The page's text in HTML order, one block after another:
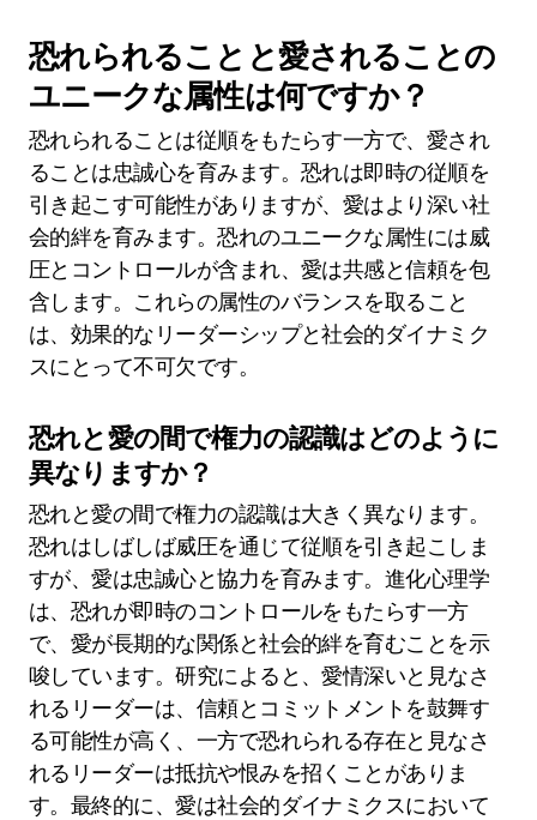
恐れられることと愛されることの
ユニークな属性は何ですか？
恐れられることは従順をもたらす一方で、愛され
ることは忠誠心を育みます。恐れは即時の従順を
引き起こす可能性がありますが、愛はより深い社
会的絆を育みます。恐れのユニークな属性には威
圧とコントロールが含まれ、愛は共感と信頼を包
含します。これらの属性のバランスを取ること
は、効果的なリーダーシップと社会的ダイナミク
スにとって不可欠です。
恐れと愛の間で権力の認識はどのように
異なりますか？
恐れと愛の間で権力の認識は大きく異なります。
恐れはしばしば威圧を通じて従順を引き起こしま
すが、愛は忠誠心と協力を育みます。進化心理学
は、恐れが即時のコントロールをもたらす一方
で、愛が長期的な関係と社会的絆を育むことを示
唆しています。研究によると、愛情深いと見なさ
れるリーダーは、信頼とコミットメントを鼓舞す
る可能性が高く、一方で恐れられる存在と見なさ
れるリーダーは抵抗や恨みを招くことがありま
す。最終的に、愛は社会的ダイナミクスにおいて